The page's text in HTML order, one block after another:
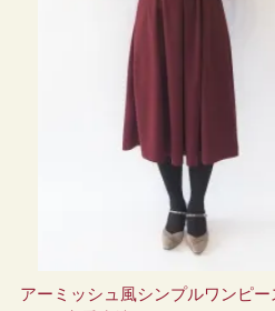
アーミッシュ風シンプルワンピ